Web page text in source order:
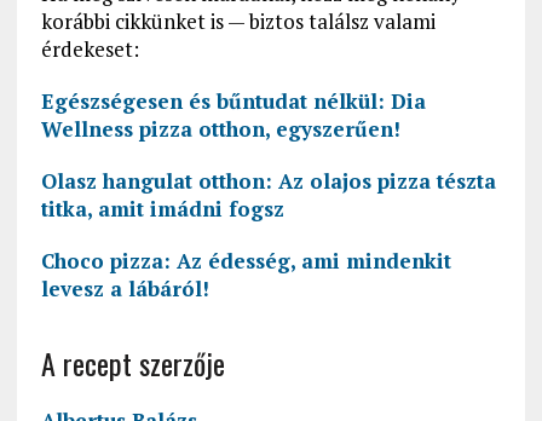
korábbi cikkünket is — biztos találsz valami
érdekeset:
Egészségesen és bűntudat nélkül: Dia
Wellness pizza otthon, egyszerűen!
Olasz hangulat otthon: Az olajos pizza tészta
titka, amit imádni fogsz
Choco pizza: Az édesség, ami mindenkit
levesz a lábáról!
A recept szerzője